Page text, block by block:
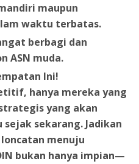
maupun
waktu terbatas.
berbagi dan
ASN muda.
Ini!
hanya mereka yang
yang akan
sekarang. Jadikan
menuju
bukan hanya impian—